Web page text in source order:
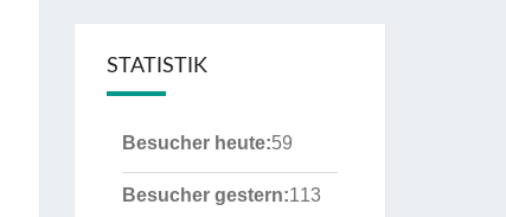
STATISTIK
Besucher heute:59
Besucher gestern:113